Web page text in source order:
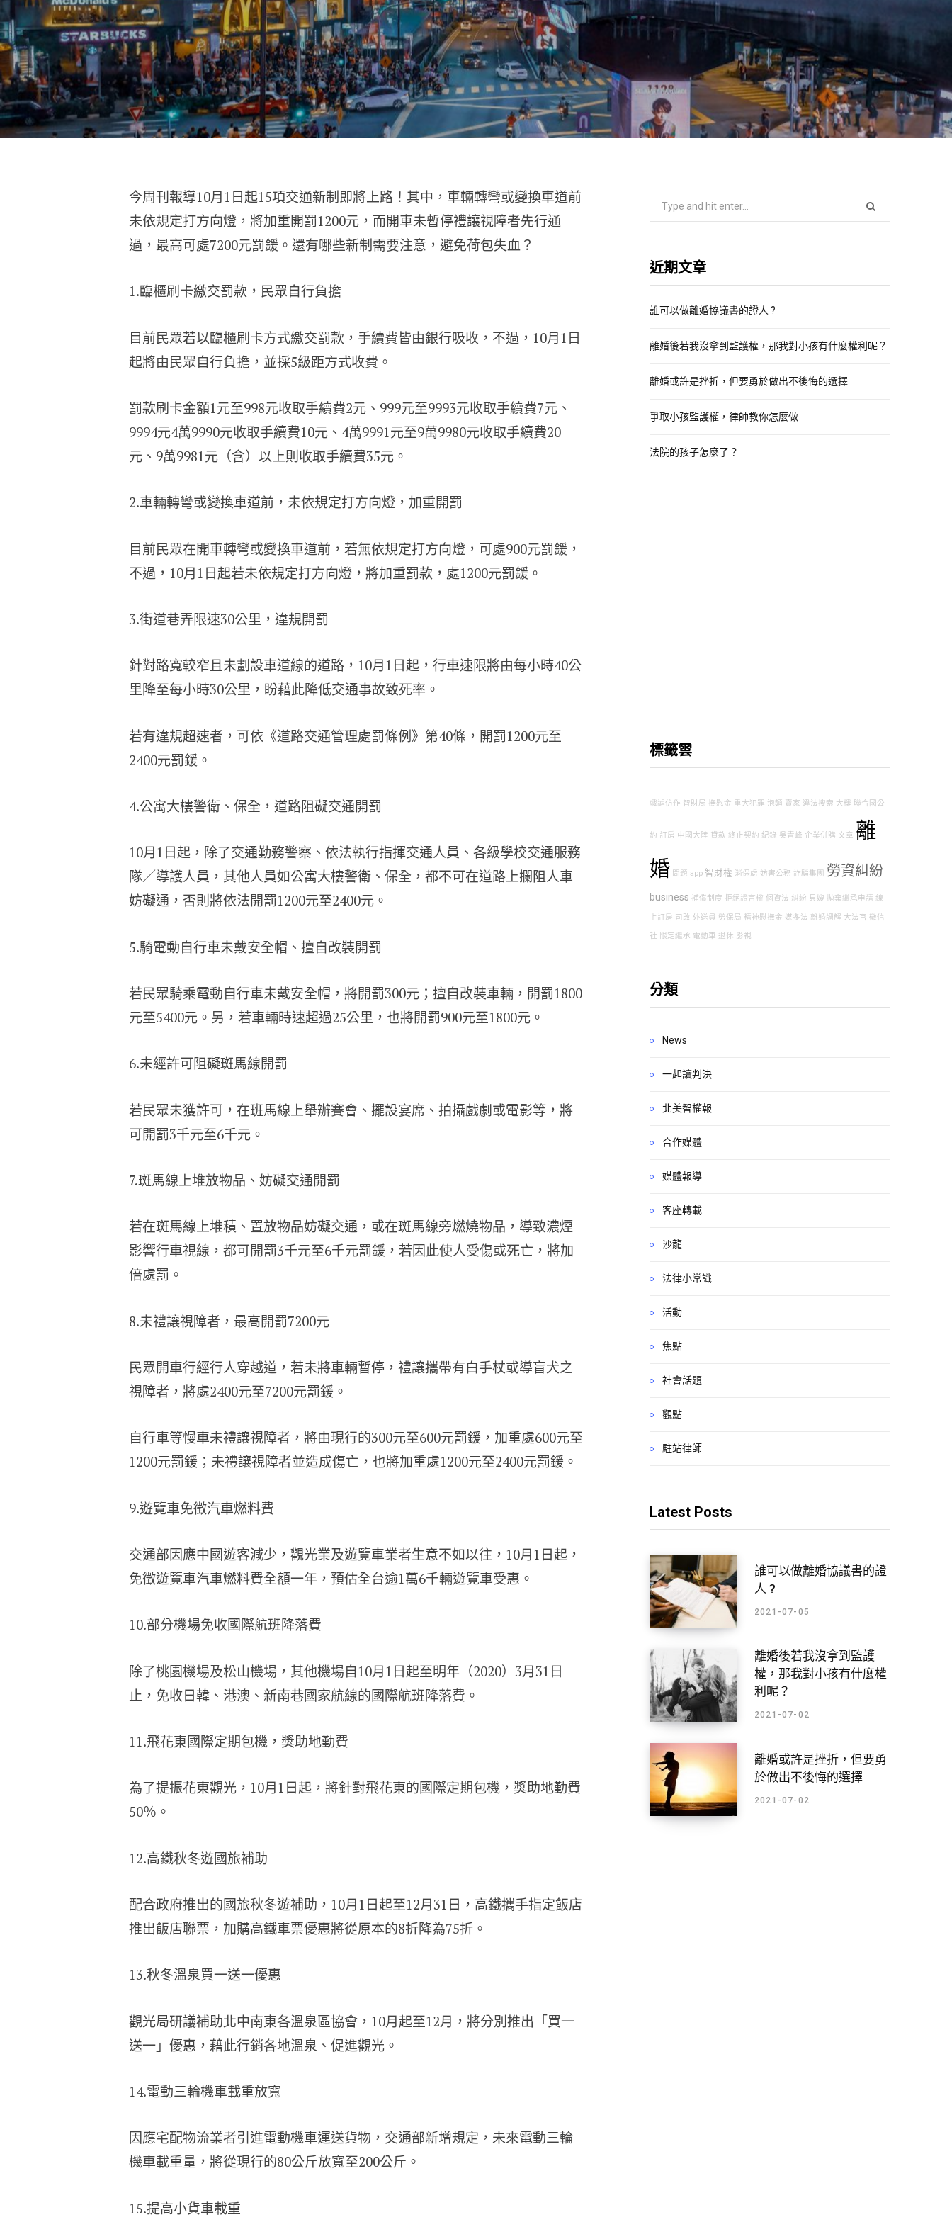
今周刊報導10月1日起15項交通新制即將上路！其中，車輛轉彎或變換車道前
未依規定打方向燈，將加重開罰1200元，而開車未暫停禮讓視障者先行通
過，最高可處7200元罰鍰。還有哪些新制需要注意，避免荷包失血？
1.臨櫃刷卡繳交罰款，民眾自行負擔
目前民眾若以臨櫃刷卡方式繳交罰款，手續費皆由銀行吸收，不過，10月1日
起將由民眾自行負擔，並採5級距方式收費。
罰款刷卡金額1元至998元收取手續費2元、999元至9993元收取手續費7元、
9994元4萬9990元收取手續費10元、4萬9991元至9萬9980元收取手續費20
元、9萬9981元（含）以上則收取手續費35元。
2.車輛轉彎或變換車道前，未依規定打方向燈，加重開罰
目前民眾在開車轉彎或變換車道前，若無依規定打方向燈，可處900元罰鍰，
不過，10月1日起若未依規定打方向燈，將加重罰款，處1200元罰鍰。
3.街道巷弄限速30公里，違規開罰
針對路寬較窄且未劃設車道線的道路，10月1日起，行車速限將由每小時40公
里降至每小時30公里，盼藉此降低交通事故致死率。
若有違規超速者，可依《道路交通管理處罰條例》第40條，開罰1200元至
2400元罰鍰。
4.公寓大樓警衛、保全，道路阻礙交通開罰
10月1日起，除了交通勤務警察、依法執行指揮交通人員、各級學校交通服務
隊／導護人員，其他人員如公寓大樓警衛、保全，都不可在道路上攔阻人車
妨礙通，否則將依法開罰1200元至2400元。
5.騎電動自行車未戴安全帽、擅自改裝開罰
若民眾騎乘電動自行車未戴安全帽，將開罰300元；擅自改裝車輛，開罰1800
元至5400元。另，若車輛時速超過25公里，也將開罰900元至1800元。
6.未經許可阻礙斑馬線開罰
若民眾未獲許可，在班馬線上舉辦賽會、擺設宴席、拍攝戲劇或電影等，將
可開罰3千元至6千元。
7.斑馬線上堆放物品、妨礙交通開罰
若在斑馬線上堆積、置放物品妨礙交通，或在斑馬線旁燃燒物品，導致濃煙
影響行車視線，都可開罰3千元至6千元罰鍰，若因此使人受傷或死亡，將加
倍處罰。
8.未禮讓視障者，最高開罰7200元
民眾開車行經行人穿越道，若未將車輛暫停，禮讓攜帶有白手杖或導盲犬之
視障者，將處2400元至7200元罰鍰。
自行車等慢車未禮讓視障者，將由現行的300元至600元罰鍰，加重處600元至
1200元罰鍰；未禮讓視障者並造成傷亡，也將加重處1200元至2400元罰鍰。
9.遊覽車免徵汽車燃料費
交通部因應中國遊客減少，觀光業及遊覽車業者生意不如以往，10月1日起，
免徵遊覽車汽車燃料費全額一年，預估全台逾1萬6千輛遊覽車受惠。
10.部分機場免收國際航班降落費
除了桃園機場及松山機場，其他機場自10月1日起至明年（2020）3月31日
止，免收日韓、港澳、新南巷國家航線的國際航班降落費。
11.飛花東國際定期包機，獎助地勤費
為了提振花東觀光，10月1日起，將針對飛花東的國際定期包機，獎助地勤費
50％。
12.高鐵秋冬遊國旅補助
配合政府推出的國旅秋冬遊補助，10月1日起至12月31日，高鐵攜手指定飯店
推出飯店聯票，加購高鐵車票優惠將從原本的8折降為75折。
13.秋冬溫泉買一送一優惠
觀光局研議補助北中南東各溫泉區協會，10月起至12月，將分別推出「買一
送一」優惠，藉此行銷各地溫泉、促進觀光。
14.電動三輪機車載重放寬
因應宅配物流業者引進電動機車運送貨物，交通部新增規定，未來電動三輪
機車載重量，將從現行的80公斤放寬至200公斤。
15.提高小貨車載重
c
f
r
近期文章
誰可以做離婚協議書的證人 ?
離婚後若我沒拿到監護權，那我對小孩有什麼權利呢？
離婚或許是挫折，但要勇於做出不後悔的選擇
爭取小孩監護權，律師教你怎麼做
法院的孩子怎麼了？
標籤雲
戲謔仿作 智財局 撫慰金 重大犯罪 泡麵 賣家 違法搜索 大樓 聯合國公
約 訂房 中國大陸 貸款 終止契約 紀錄 吳青峰 企業併購 文章 離
婚 問題 app 智財權 消保處 妨害公務 詐騙集團 勞資糾紛
business 補償制度 拒絕證言權 個資法 糾紛 貝嫂 拋棄繼承申請 線
上訂房 司改 外送員 勞保局 精神慰撫金 媒多法 離婚調解 大法官 徵信
社 限定繼承 電動車 退休 影視
分類
News
一起讀判決
北美智權報
合作媒體
媒體報導
客座轉載
沙龍
法律小常識
活動
焦點
社會話題
觀點
駐站律師
Latest Posts
誰可以做離婚協議書的證
人 ?
2021-07-05
離婚後若我沒拿到監護
權，那我對小孩有什麼權
利呢？
2021-07-02
離婚或許是挫折，但要勇
於做出不後悔的選擇
2021-07-02